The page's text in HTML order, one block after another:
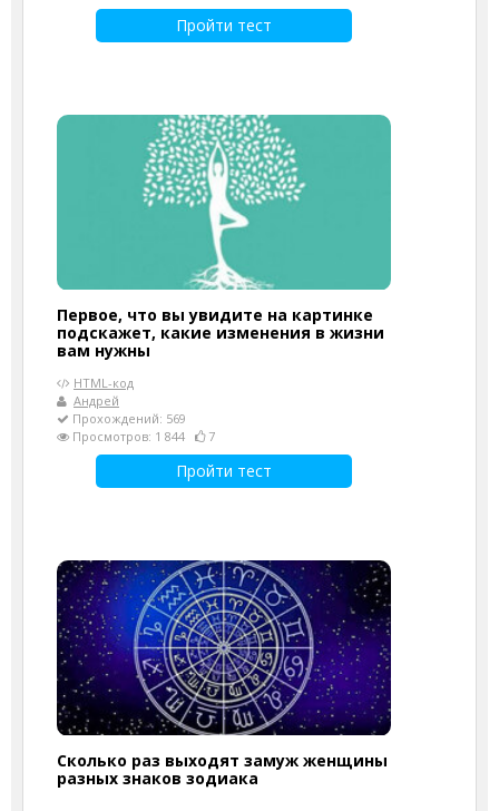
Пройти тест
Первое, что вы увидите на картинке
подскажет, какие изменения в жизни
вам нужны
HTML-код
Андрей
Прохождений: 569
Просмотров: 1 844
7
Пройти тест
Сколько раз выходят замуж женщины
разных знаков зодиака